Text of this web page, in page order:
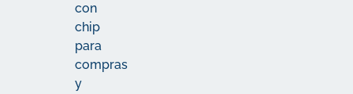
con
chip
para
compras
y